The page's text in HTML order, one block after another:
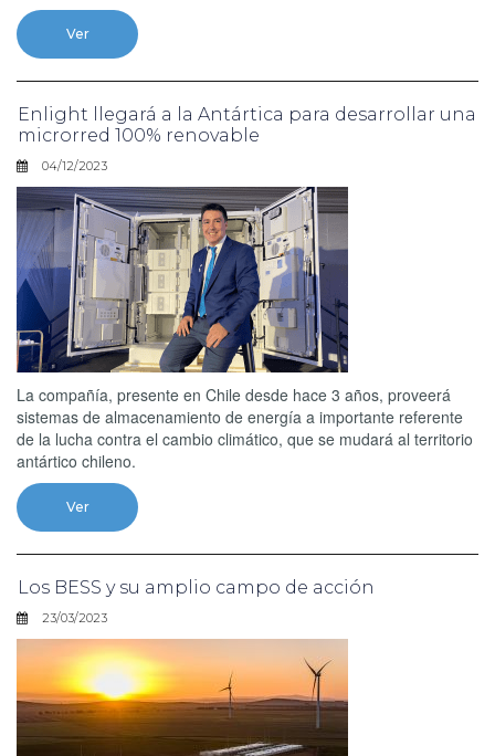
Ver
Enlight llegará a la Antártica para desarrollar una
microrred 100% renovable
04/12/2023
La compañía, presente en Chile desde hace 3 años, proveerá
sistemas de almacenamiento de energía a importante referente
de la lucha contra el cambio climático, que se mudará al territorio
antártico chileno.
Ver
Los BESS y su amplio campo de acción
23/03/2023